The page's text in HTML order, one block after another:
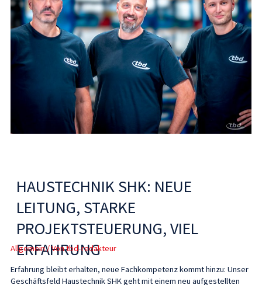
HAUSTECHNIK SHK: NEUE
LEITUNG, STARKE
PROJEKTSTEUERUNG, VIEL
ERFAHRUNG
Allgemein/ Vontbd-redakteur
Erfahrung bleibt erhalten, neue Fachkompetenz kommt hinzu: Unser
Geschäftsfeld Haustechnik SHK geht mit einem neu aufgestellten